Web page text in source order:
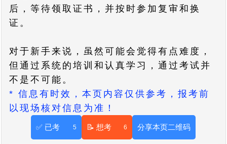
后，等待领取证书，并按时参加复审和换
证。
对于新手来说，虽然可能会觉得有点难度，
但通过系统的培训和认真学习，通过考试并
不是不可能。
* 信息有时效，本页内容仅供参考，报考前
以现场核对信息为准！
5
✅ 已考 6
📝 想考 分享本页二维码